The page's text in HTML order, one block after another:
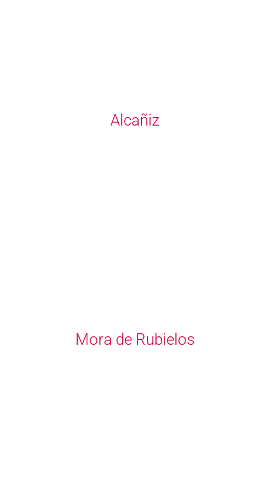
Alcañiz
Mora de Rubielos